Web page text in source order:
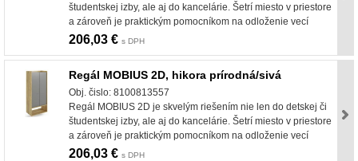
študentskej izby, ale aj do kancelárie. Šetrí miesto v priestore
a zároveň je praktickým pomocníkom na odloženie vecí
206,03 € s DPH
Regál MOBIUS 2D, hikora prírodná/sivá
Obj. čislo: 8100813557
Regál MOBIUS 2D je skvelým riešením nie len do detskej či
študentskej izby, ale aj do kancelárie. Šetrí miesto v priestore
a zároveň je praktickým pomocníkom na odloženie vecí
206,03 € s DPH